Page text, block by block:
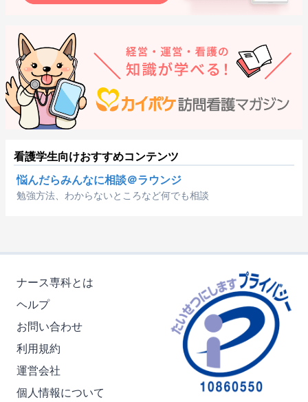
看護学生向けおすすめコンテンツ
悩んだらみんなに相談＠ラウンジ
勉強方法、わからないところなど何でも相談
ナース専科とは
ヘルプ
お問い合わせ
利用規約
運営会社
個人情報について